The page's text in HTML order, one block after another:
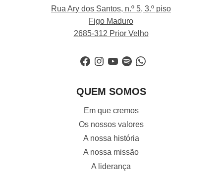
Rua Ary dos Santos, n.º 5, 3.º piso
Figo Maduro
2685-312 Prior Velho
Facebook
Instagram
YouTube
SpotifyWhatsApp
QUEM SOMOS
Em que cremos
Os nossos valores
A nossa história
A nossa missão
A liderança